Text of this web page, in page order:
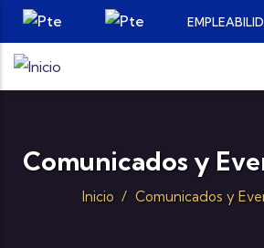
Pasar al contenido principal
Comunicados y
Inicio / Comunicados y